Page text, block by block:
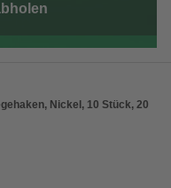
Nickel, 10 Stück, 20